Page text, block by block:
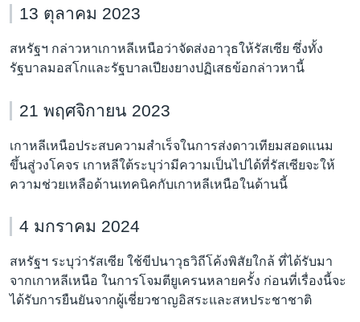
13 ตุลาคม 2023
สหรัฐฯ กล่าวหาเกาหลีเหนือว่าจัดส่งอาวุธให้รัสเซีย ซึ่งทั้ง
รัฐบาลมอสโกและรัฐบาลเปียงยางปฏิเสธข้อกล่าวหานี้
21 พฤศจิกายน 2023
เกาหลีเหนือประสบความสำเร็จในการส่งดาวเทียมสอดแนม
ขึ้นสู่วงโคจร เกาหลีใต้ระบุว่ามีความเป็นไปได้ที่รัสเซียจะให้
ความช่วยเหลือด้านเทคนิคกับเกาหลีเหนือในด้านนี้
4 มกราคม 2024
สหรัฐฯ ระบุว่ารัสเซีย ใช้ขีปนาวุธวิถีโค้งพิสัยใกล้ ที่ได้รับมา
จากเกาหลีเหนือ ในการโจมตียูเครนหลายครั้ง ก่อนที่เรื่องนี้จะ
ได้รับการยืนยันจากผู้เชี่ยวชาญอิสระและสหประชาชาติ